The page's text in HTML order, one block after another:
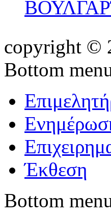
copyright ©
Bottom
Έκθεση
Bottom